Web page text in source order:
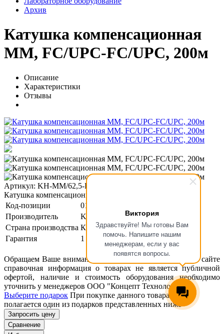
Виктория
Здравствуйте! Мы готовы Вам
помочь. Напишите нашим
менеджерам, если у вас
появятся вопросы.
Архив
Катушка компенсационная
MM, FC/UPC-FC/UPC, 200м
Описание
Характеристики
Отзывы
Артикул: KН-MM/62,5-FC/UPC-FC/UPC-200.0
Катушка компенсационная MM, FC/UPC-FC/UPC, 200м
Код-позиции
01-00003519
Производитель
KIWI
Страна производства Китай
Гарантия
1 год
Обращаем Ваше внимание, что размещенная на данном сайте
справочная информация о товарах не является публичной
офертой, наличие и стоимость оборудования необходимо
уточнить у менеджеров ООО "Концепт Технологии".
Выберите подарок При покупке данного товара вам
полагается один из подарков представленных ниже
Запросить цену
Сравнение